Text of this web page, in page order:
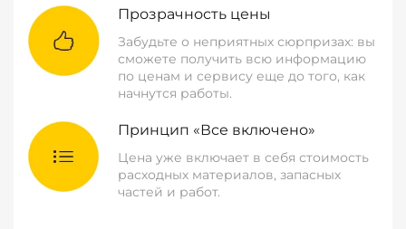
Прозрачность цены
Забудьте о неприятных сюрпризах: вы
сможете получить всю информацию
по ценам и сервису еще до того, как
начнутся работы.
Принцип «Все включено»
Цена уже включает в себя стоимость
расходных материалов, запасных
частей и работ.